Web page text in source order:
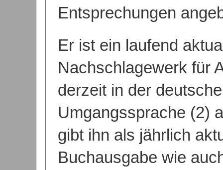
Entsprechungen
Er ist ein laufend
Nachschlagewerk für
derzeit in der
Umgangssprache (2)
gibt ihn als jährlich
Buchausgabe wie